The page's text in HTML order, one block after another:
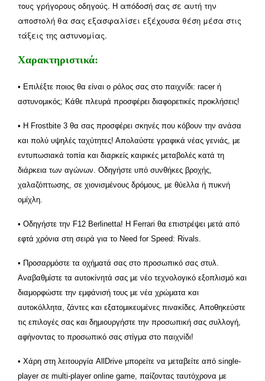
τους γρήγορους οδηγούς. Η απόδοσή σας σε αυτή την
αποστολή θα σας εξασφαλίσει εξέχουσα θέση μέσα στις
τάξεις της αστυνομίας.
Χαρακτηριστικά:
• Επιλέξτε ποιος θα είναι ο ρόλος σας στο παιχνίδι: racer ή
αστυνομικός; Κάθε πλευρά προσφέρει διαφορετικές προκλήσεις!
• Η Frostbite 3 θα σας προσφέρει σκηνές που κόβουν την ανάσα
και πολύ υψηλές ταχύτητες! Απολαύστε γραφικά νέας γενιάς, με
εντυπωσιακά τοπία και διαρκείς καιρικές μεταβολές κατά τη
διάρκεια των αγώνων. Οδηγήστε υπό συνθήκες βροχής,
χαλαζόπτωσης, σε χιονισμένους δρόμους, με θύελλα ή πυκνή
ομίχλη.
• Οδηγήστε την F12 Berlinetta! Η Ferrari θα επιστρέψει μετά από
εφτά χρόνια στη σειρά για το Need for Speed: Rivals.
• Προσαρμόστε τα οχήματά σας στο προσωπικό σας στυλ.
Αναβαθμίστε τα αυτοκίνητά σας με νέο τεχνολογικό εξοπλισμό και
διαμορφώστε την εμφάνισή τους με νέα χρώματα και
αυτοκόλλητα, ζάντες και εξατομικευμένες πινακίδες. Αποθηκεύστε
τις επιλογές σας και δημιουργήστε την προσωπική σας συλλογή,
αφήνοντας το προσωπικό σας στίγμα στο παιχνίδι!
• Χάρη στη λειτουργία AllDrive μπορείτε να μεταβείτε από single-
player σε multi-player online game, παίζοντας ταυτόχρονα με